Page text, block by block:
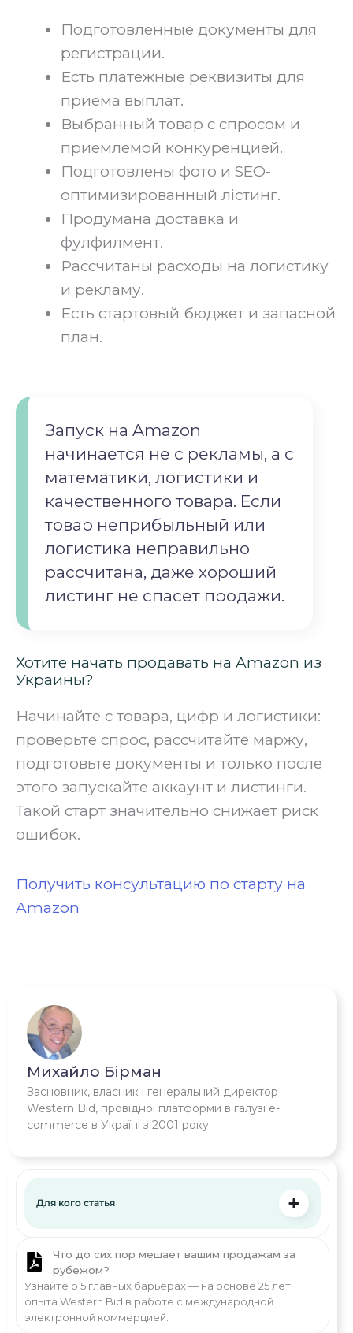
Подготовленные документы для
регистрации.
Есть платежные реквизиты для
приема выплат.
Выбранный товар с спросом и
приемлемой конкуренцией.
Подготовлены фото и SEO-
оптимизированный лістинг.
Продумана доставка и
фулфилмент.
Рассчитаны расходы на логистику
и рекламу.
Есть стартовый бюджет и запасной
план.
Запуск на Amazon
начинается не с рекламы, а с
математики, логистики и
качественного товара. Если
товар неприбыльный или
логистика неправильно
рассчитана, даже хороший
листинг не спасет продажи.
Хотите начать продавать на Amazon из
Украины?
Начинайте с товара, цифр и логистики:
проверьте спрос, рассчитайте маржу,
подготовьте документы и только после
этого запускайте аккаунт и листинги.
Такой старт значительно снижает риск
ошибок.
Получить консультацию по старту на
Amazon
Михайло Бірман
Засновник, власник і генеральний директор
Western Bid, провідної платформи в галузі e-
commerce в Україні з 2001 року.
Для кого статья
Что до сих пор мешает вашим продажам за
рубежом?
Узнайте о 5 главных барьерах — на основе 25 лет
опыта Western Bid в работе с международной
электронной коммерцией.